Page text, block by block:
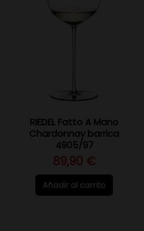
RIEDEL Fatto A Mano
Chardonnay barrica
4905/97
89,90 €
Añadir al carrito